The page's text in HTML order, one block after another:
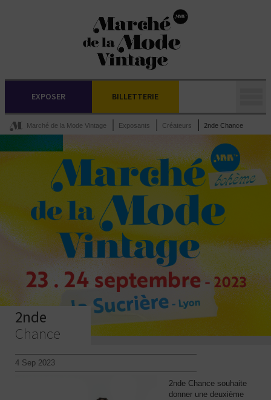
EXPOSER BILLETTERIE
Marché de la Mode Vintage Exposants Créateurs 2nde Chance
2nde
Chance
4 Sep 2023
2nde Chance souhaite
donner une deuxième